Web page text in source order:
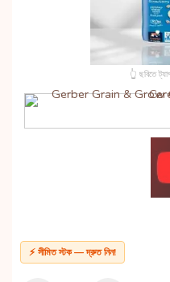
👆 ছবিতে
⚡ সীমিত স্টক — দ্রুত নিন!